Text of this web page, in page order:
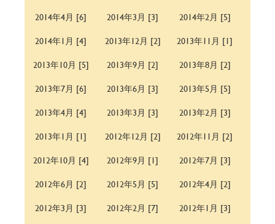
2014年4月 [6]
2014年3月 [3]
2014年2月 [5]
2014年1月 [4]
2013年12月 [2]
2013年11月 [1]
2013年10月 [5]
2013年9月 [2]
2013年8月 [2]
2013年7月 [6]
2013年6月 [3]
2013年5月 [5]
2013年4月 [4]
2013年3月 [3]
2013年2月 [3]
2013年1月 [1]
2012年12月 [2]
2012年11月 [2]
2012年10月 [4]
2012年9月 [1]
2012年7月 [3]
2012年6月 [2]
2012年5月 [5]
2012年4月 [2]
2012年3月 [3]
2012年2月 [7]
2012年1月 [3]